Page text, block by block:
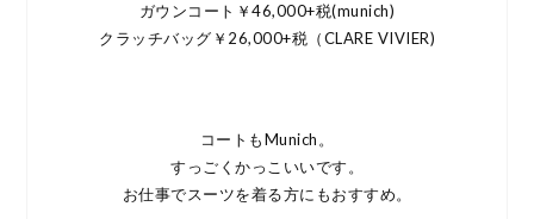
ガウンコート￥46,000+税(munich)
クラッチバッグ￥26,000+税（CLARE VIVIER)
コートもMunich。
すっごくかっこいいです。
お仕事でスーツを着る方にもおすすめ。